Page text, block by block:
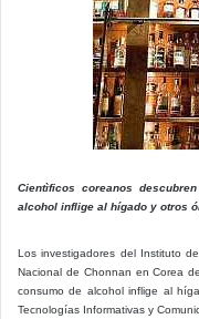
Cientìficos coreanos
alcohol inflige al hígado y otros
Los investigadores del Instituto
Nacional de Chonnan en Corea
consumo de alcohol inflige al
Tecnologías Informativas y